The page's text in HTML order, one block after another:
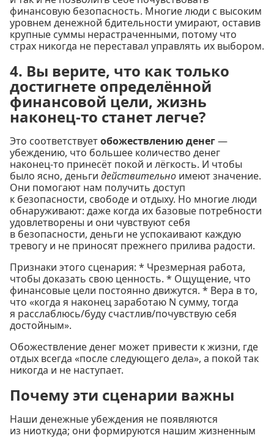
финансовую безопасность. Многие люди с высоким
уровнем денежной бдительности умирают, оставив
крупные суммы нерастраченными, потому что
страх никогда не переставал управлять их выбором.
4. Вы верите, что как только
достигнете определённой
финансовой цели, жизнь
наконец-то станет легче?
Это соответствуетобожествлению денег—
убеждению, что большее количество денег
наконец-то принесёт покой и лёгкость. И чтобы
было ясно, деньги действительно имеют значение.
Они помогают нам получить доступ
к безопасности, свободе и отдыху. Но многие люди
обнаруживают: даже когда их базовые потребности
удовлетворены и они чувствуют себя
в безопасности, деньги не успокаивают каждую
тревогу и не приносят прежнего прилива радости.
Признаки этого сценария: * Чрезмерная работа,
чтобы доказать свою ценность. * Ощущение, что
финансовые цели постоянно движутся. * Вера в то,
что «когда я наконец заработаю N сумму, тогда
я расслаблюсь/буду счастлив/почувствую себя
достойным».
Обожествление денег может привести к жизни, где
отдых всегда «после следующего дела», а покой так
никогда и не наступает.
Почему эти сценарии важны
Наши денежные убеждения не появляются
из ниоткуда; они формируются нашим жизненным